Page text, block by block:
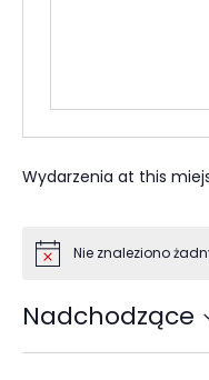
Wydarzenia at this
Powiadomienie
Nie znaleziono
Nadchodzące